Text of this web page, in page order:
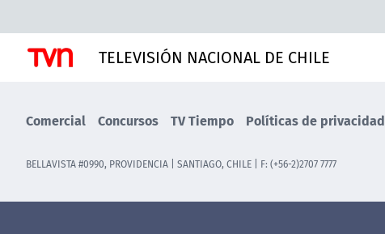
TELEVISIÓN NACIONAL DE CHILE
Comercial Concursos TV Tiempo Políticas de privacidad
BELLAVISTA #0990, PROVIDENCIA | SANTIAGO, CHILE | F: (+56-2)2707 7777